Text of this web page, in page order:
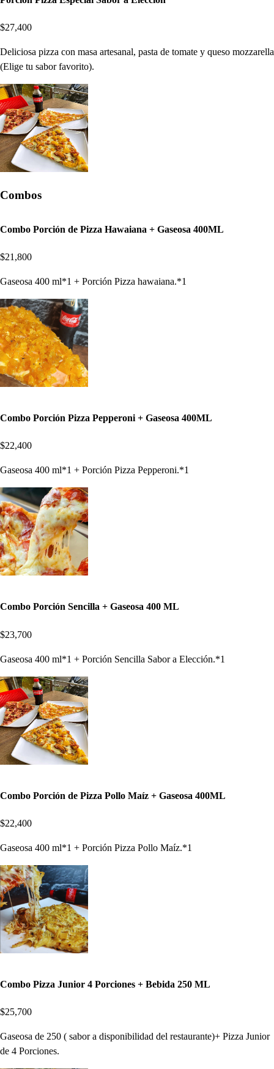
$27,400
Deliciosa pizza con masa artesanal, pasta de tomate y queso mozzarella
(Elige tu sabor favorito).
Combos
Combo Porción de Pizza Hawaiana + Gaseosa 400ML
$21,800
Gaseosa 400 ml*1 + Porción Pizza hawaiana.*1
Combo Porción Pizza Pepperoni + Gaseosa 400ML
$22,400
Gaseosa 400 ml*1 + Porción Pizza Pepperoni.*1
Combo Porción Sencilla + Gaseosa 400 ML
$23,700
Gaseosa 400 ml*1 + Porción Sencilla Sabor a Elección.*1
Combo Porción de Pizza Pollo Maíz + Gaseosa 400ML
$22,400
Gaseosa 400 ml*1 + Porción Pizza Pollo Maíz.*1
Combo Pizza Junior 4 Porciones + Bebida 250 ML
$25,700
Gaseosa de 250 ( sabor a disponibilidad del restaurante)+ Pizza Junior
de 4 Porciones.